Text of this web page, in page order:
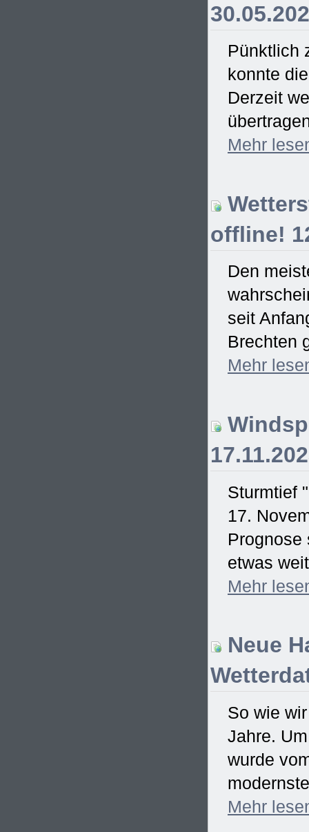
Pünktlich
konnte
Derzeit
Mehr
offline!
Den
seit
Brechten
Mehr
Sturmtief
17.
Prognose
etwas
Mehr
Neue
So wie
Jahre.
wurde
Mehr